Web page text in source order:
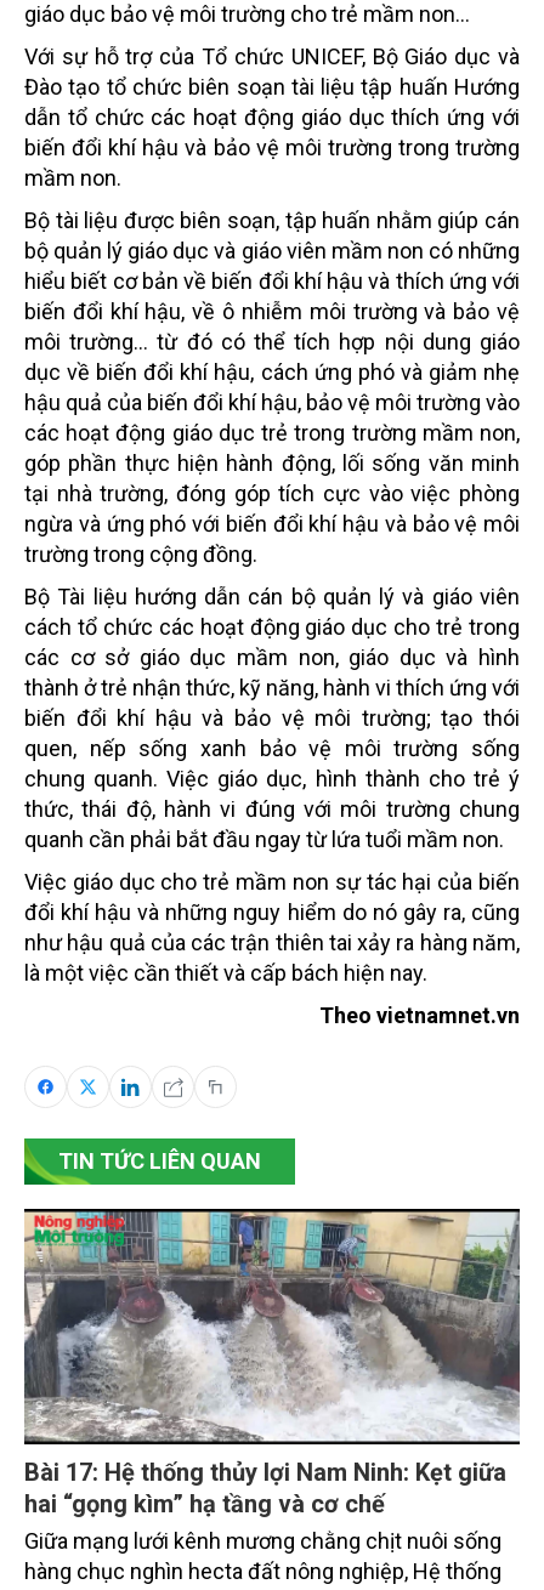
giáo dục bảo vệ môi trường cho trẻ mầm non...
Với sự hỗ trợ của Tổ chức UNICEF, Bộ Giáo dục và
Đào tạo tổ chức biên soạn tài liệu tập huấn Hướng
dẫn tổ chức các hoạt động giáo dục thích ứng với
biến đổi khí hậu và bảo vệ môi trường trong trường
mầm non.
Bộ tài liệu được biên soạn, tập huấn nhằm giúp cán
bộ quản lý giáo dục và giáo viên mầm non có những
hiểu biết cơ bản về biến đổi khí hậu và thích ứng với
biến đổi khí hậu, về ô nhiễm môi trường và bảo vệ
môi trường... từ đó có thể tích hợp nội dung giáo
dục về biến đổi khí hậu, cách ứng phó và giảm nhẹ
hậu quả của biến đổi khí hậu, bảo vệ môi trường vào
các hoạt động giáo dục trẻ trong trường mầm non,
góp phần thực hiện hành động, lối sống văn minh
tại nhà trường, đóng góp tích cực vào việc phòng
ngừa và ứng phó với biến đổi khí hậu và bảo vệ môi
trường trong cộng đồng.
Bộ Tài liệu hướng dẫn cán bộ quản lý và giáo viên
cách tổ chức các hoạt động giáo dục cho trẻ trong
các cơ sở giáo dục mầm non, giáo dục và hình
thành ở trẻ nhận thức, kỹ năng, hành vi thích ứng với
biến đổi khí hậu và bảo vệ môi trường; tạo thói
quen, nếp sống xanh bảo vệ môi trường sống
chung quanh. Việc giáo dục, hình thành cho trẻ ý
thức, thái độ, hành vi đúng với môi trường chung
quanh cần phải bắt đầu ngay từ lứa tuổi mầm non.
Việc giáo dục cho trẻ mầm non sự tác hại của biến
đổi khí hậu và những nguy hiểm do nó gây ra, cũng
như hậu quả của các trận thiên tai xảy ra hàng năm,
là một việc cần thiết và cấp bách hiện nay.
Theo vietnamnet.vn
TIN TỨC LIÊN QUAN
Bài 17: Hệ thống thủy lợi Nam Ninh: Kẹt giữa
hai “gọng kìm” hạ tầng và cơ chế
Giữa mạng lưới kênh mương chằng chịt nuôi sống
hàng chục nghìn hecta đất nông nghiệp, Hệ thống